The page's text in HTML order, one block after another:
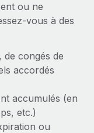
ou ne
vous à des
de congés de
accordés
accumulés (en
etc.)
ou